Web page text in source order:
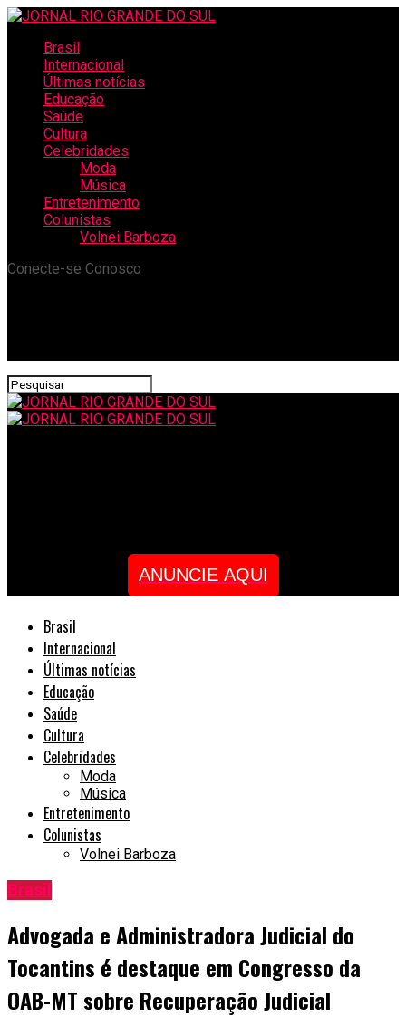
Brasil
Internacional
Últimas notícias
Educação
Saúde
Cultura
Celebridades
Moda
Música
Entretenimento
Colunistas
Volnei Barboza
Conecte-se Conosco
ANUNCIE AQUI
Brasil
Internacional
Últimas notícias
Educação
Saúde
Cultura
Celebridades
Moda
Música
Entretenimento
Colunistas
Volnei Barboza
Brasil
Advogada e Administradora Judicial do
Tocantins é destaque em Congresso da
OAB-MT sobre Recuperação Judicial